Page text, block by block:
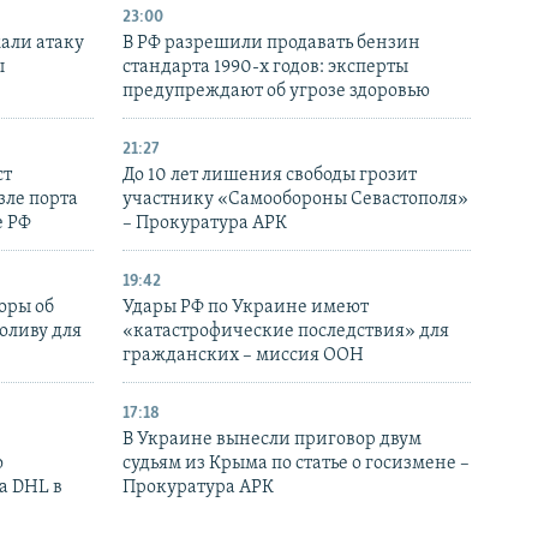
атаку
23:00
В РФ разрешили продавать бензин
стандарта 1990-х годов: эксперты
предупреждают об угрозе здоровью
порта
РФ
21:27
До 10 лет лишения свободы грозит
участнику «Самообороны Севастополя»
– Прокуратура АРК
об
для
19:42
Удары РФ по Украине имеют
«катастрофические последствия» для
гражданских – миссия ООН
DHL в
17:18
В Украине вынесли приговор двум
судьям из Крыма по статье о госизмене –
Прокуратура АРК